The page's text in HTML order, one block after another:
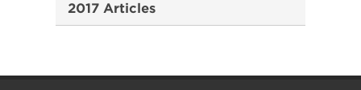
2017 Articles